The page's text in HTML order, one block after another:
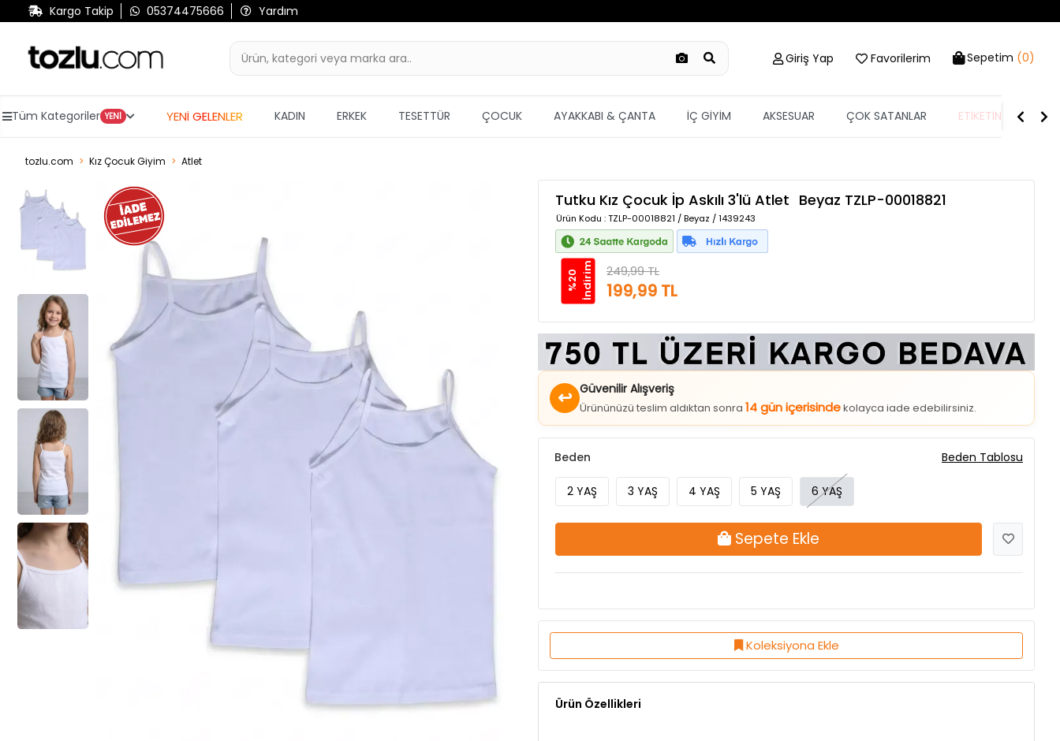
Kargo Takip 05374475666 Yardım
Giriş Yap Favorilerim Sepetim (0)
Tüm Kategoriler YENİ YENİ GELENLER KADIN ERKEK TESETTÜR ÇOCUK AYAKKABI & ÇANTA İÇ GİYİM AKSESUAR ÇOK SATANLAR ETİKETİN YARISI
tozlu.com Kız Çocuk Giyim Atlet
Tutku Kız Çocuk İp Askılı 3'lü Atlet Beyaz TZLP-00018821
Ürün Kodu : TZLP-00018821 / Beyaz / 1439243
%
2
0
İ
n
d
i
r
i m 249,99 TL
199,99 TL
↩ Güvenilir Alışveriş
Ürününüzü teslim aldıktan sonra 14 gün içerisindekolayca iade edebilirsiniz.
Beden
2 YAŞ 3 YAŞ 4 YAŞ 5 YAŞ 6 YAŞ
Beden Tablosu
Sepete Ekle
Koleksiyona Ekle
Ürün Özellikleri